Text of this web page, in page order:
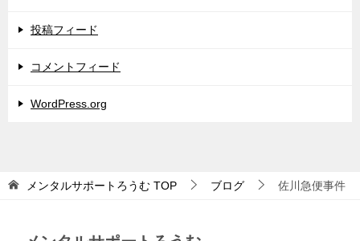
投稿フィード
コメントフィード
WordPress.org
メンタルサポートろうむ TOP ブログ 佐川急便事件